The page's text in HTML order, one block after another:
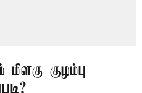
குழம்பு